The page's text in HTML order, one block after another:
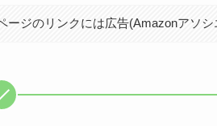
ージのリンクには広告(Amazonアソシ